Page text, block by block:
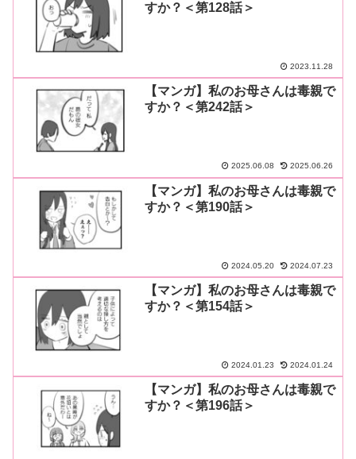
すか？＜第128話＞
2023.11.28
【マンガ】私のお母さんは毒親で
すか？＜第242話＞
2025.06.08 2025.06.26
【マンガ】私のお母さんは毒親で
すか？＜第190話＞
2024.05.20 2024.07.23
【マンガ】私のお母さんは毒親で
すか？＜第154話＞
2024.01.23 2024.01.24
【マンガ】私のお母さんは毒親で
すか？＜第196話＞